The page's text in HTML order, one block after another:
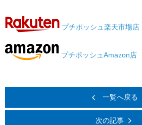
プチポッシュ楽天市場店
プチポッシュAmazon店
一覧へ戻る
次の記事